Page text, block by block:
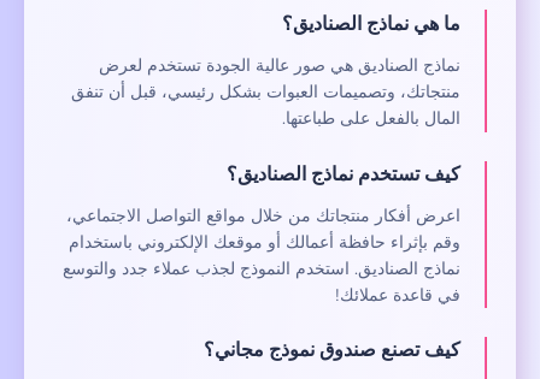
ما هي نماذج الصناديق؟
نماذج الصناديق هي صور عالية الجودة تستخدم لعرض
منتجاتك، وتصميمات العبوات بشكل رئيسي، قبل أن تنفق
المال بالفعل على طباعتها.
كيف تستخدم نماذج الصناديق؟
اعرض أفكار منتجاتك من خلال مواقع التواصل الاجتماعي،
وقم بإثراء حافظة أعمالك أو موقعك الإلكتروني باستخدام
نماذج الصناديق. استخدم النموذج لجذب عملاء جدد والتوسع
في قاعدة عملائك!
كيف تصنع صندوق نموذج مجاني؟